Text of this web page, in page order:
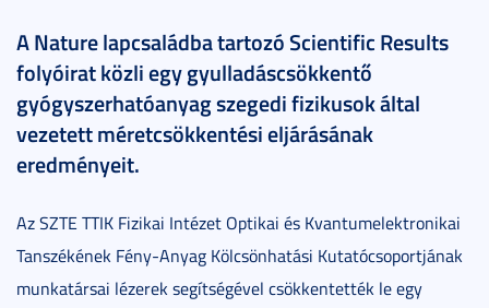
A Nature lapcsaládba tartozó Scientific Results
folyóirat közli egy gyulladáscsökkentő
gyógyszerhatóanyag szegedi fizikusok által
vezetett méretcsökkentési eljárásának
eredményeit.
Az SZTE TTIK Fizikai Intézet Optikai és Kvantumelektronikai
Tanszékének Fény-Anyag Kölcsönhatási Kutatócsoportjának
munkatársai lézerek segítségével csökkentették le egy